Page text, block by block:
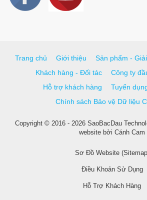
Trang chủ Giới thiệu Sản phẩm -
Khách hàng - Đối tác
Công ty
Hỗ trợ khách hàng
Tuyển
Chính sách Bảo vệ Dữ liệu
Copyright © 2016 - 2026 SaoBacDau
website bởi Cánh Cam
Sơ Đồ Website
Điều Khoản Sử Dụng
Hỗ Trợ Khách Hàng